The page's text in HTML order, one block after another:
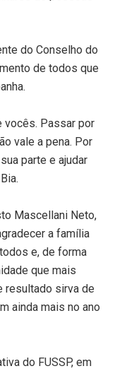
do Conselho do
de todos que
vocês. Passar por
vale a pena. Por
parte e ajudar
Mascellani Neto,
a família
e, de forma
que mais
resultado sirva de
ainda mais no ano
do FUSSP, em